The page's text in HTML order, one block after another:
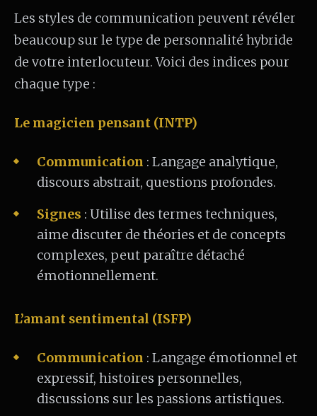
Les styles de communication peuvent révéler
beaucoup sur le type de personnalité hybride
de votre interlocuteur. Voici des indices pour
chaque type :
Le magicien pensant (INTP)
Communication : Langage analytique,
discours abstrait, questions profondes.
Signes : Utilise des termes techniques,
aime discuter de théories et de concepts
complexes, peut paraître détaché
émotionnellement.
L’amant sentimental (ISFP)
Communication : Langage émotionnel et
expressif, histoires personnelles,
discussions sur les passions artistiques.